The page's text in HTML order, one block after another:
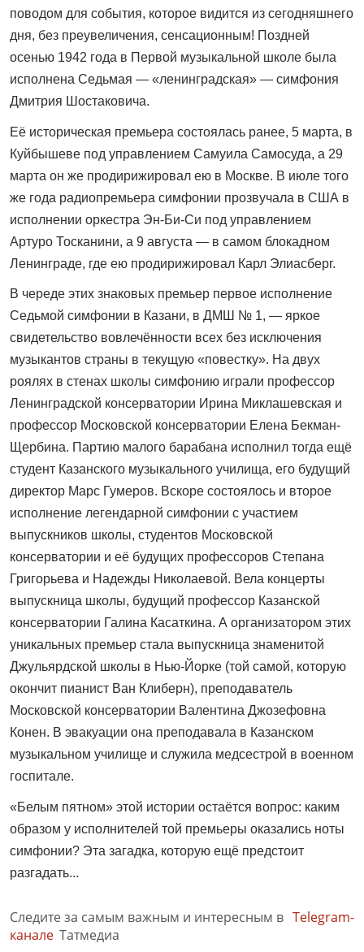
поводом для события, которое видится из сего­дняшнего
дня, без преувеличения, сенсационным! Поздней
осенью 1942 года в Первой музыкальной школе была
исполнена Седьмая — «ленинградская» — симфония
Дмитрия Шостаковича.
Её историческая премьера состоялась ранее, 5 марта, в
Куйбышеве под управлением Самуила Самосуда, а 29
марта он же продирижировал ею в Москве. В июле того
же года радиопремьера симфонии прозвучала в США в
исполнении оркестра Эн-Би-Си под управлением
Артуро Тосканини, а 9 августа — в самом блокадном
Ленинграде, где ею продирижировал Карл Элиасберг.
В череде этих знаковых премьер первое исполнение
Седьмой симфонии в Казани, в ДМШ № 1, — яркое
свидетельство вовлечённости всех без исключения
музыкантов страны в текущую «повестку». На двух
роялях в стенах школы симфонию играли профессор
Ленинградской консерватории Ирина Миклашевская и
профессор Московской консерватории Елена Бекман-
Щербина. Партию малого барабана исполнил тогда ещё
студент Казанского музыкального училища, его будущий
директор Марс Гумеров. Вскоре состоялось и второе
исполнение легендарной симфонии с участием
выпускников школы, студентов Московской
консерватории и её будущих профессоров Степана
Григорьева и Надежды Николаевой. Вела концерты
выпускница школы, будущий профессор Казанской
консерватории Галина Касаткина. А организатором этих
уникальных премьер стала выпускница знаменитой
Джульярдской школы в Нью-Йорке (той самой, которую
окончит пианист Ван Клиберн), преподаватель
Московской консерватории Валентина Джозефовна
Конен. В эвакуации она преподавала в Казанском
музыкальном училище и служила медсестрой в военном
госпитале.
«Белым пятном» этой истории остаётся вопрос: каким
образом у исполнителей той премьеры оказались ноты
симфонии? Эта загадка, которую ещё предстоит
разгадать...
Следите за самым важным и интересным в Telegram-
канале Татмедиа